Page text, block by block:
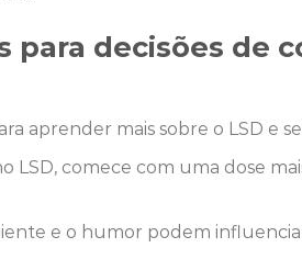
para decisões de
aprender mais sobre o LSD e
LSD, comece com uma dose
e o humor podem